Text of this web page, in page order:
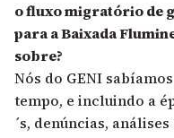
o fluxo migratório de
para a Baixada
sobre?
Nós do GENI
tempo, e incluindo a
´s, denúncias,